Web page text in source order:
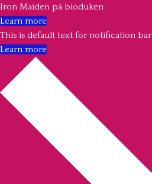
Iron Maiden på bioduken
Learn more
This is default text for notification bar
Learn more